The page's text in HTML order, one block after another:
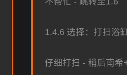
1.4.6 选择：打扫浴
仔细打扫 - 稍后南希